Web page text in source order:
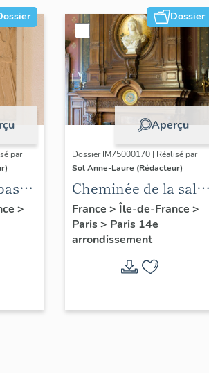
par
>
Dossier
Aperçu
Dossier IM75000170 | Réalisé par
Sol Anne-Laure (Rédacteur)
Cheminée de la salle
des mariages
France > Île-de-France >
Paris> Paris 14e
arrondissement